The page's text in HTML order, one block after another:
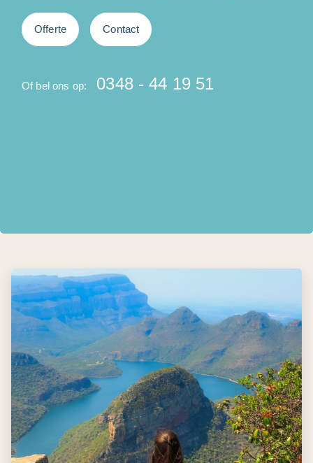
Offerte Contact
Of bel ons op: 0348 - 44 19 51